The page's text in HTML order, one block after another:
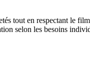
tout en respectant le
selon les besoins